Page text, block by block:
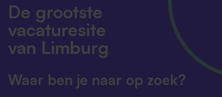
De grootste
vacaturesite
van Limburg
Waar ben je naar op zoek?